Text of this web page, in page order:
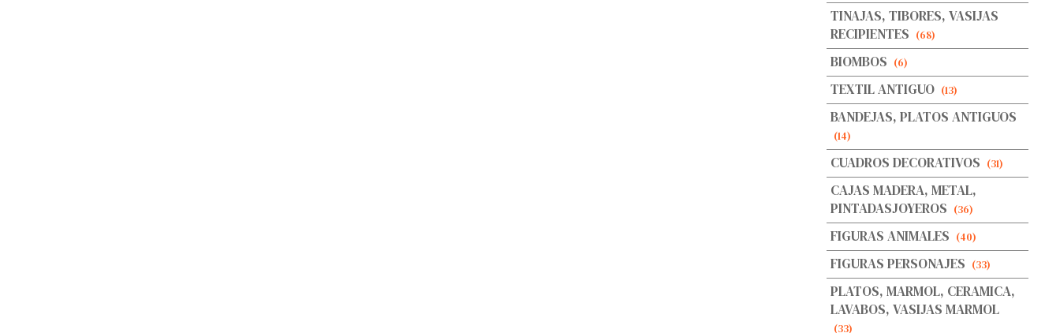
TINAJAS, TIBORES, VASIJAS
RECIPIENTES (68)
BIOMBOS (6)
TEXTIL ANTIGUO (13)
BANDEJAS, PLATOS ANTIGUOS
(14)
CUADROS DECORATIVOS (31)
CAJAS MADERA, METAL,
PINTADASJOYEROS (36)
FIGURAS ANIMALES (40)
FIGURAS PERSONAJES (33)
PLATOS, MARMOL, CERAMICA,
LAVABOS, VASIJAS MARMOL
(33)